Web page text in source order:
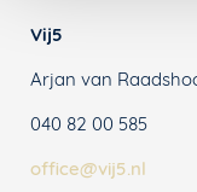
Vij5
Arjan van
040 82 00 585
office@vij5.nl